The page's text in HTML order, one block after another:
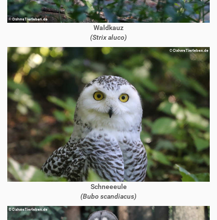
Waldkauz
(Strix aluco)
Schneeeule
(Bubo scandiacus)